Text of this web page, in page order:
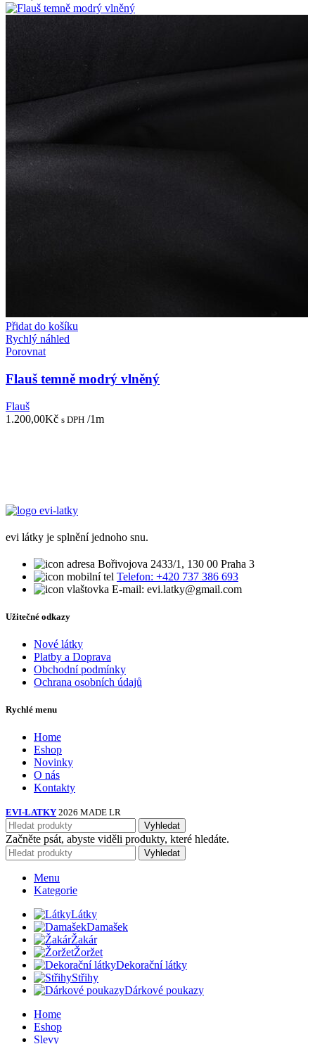
Přidat do košíku
Rychlý náhled
Porovnat
Flauš temně modrý vlněný
Flauš
1.200,00Kč s DPH /1m
evi látky je splnění jednoho snu.
Bořivojova 2433/1, 130 00 Praha 3
Telefon: +420 737 386 693
E-mail: evi.latky@gmail.com
Užitečné odkazy
Nové látky
Platby a Doprava
Obchodní podmínky
Ochrana osobních údajů
Rychlé menu
Home
Eshop
Novinky
O nás
Kontakty
EVI-LATKY 2026 MADE LR
Vyhledat
Začněte psát, abyste viděli produkty, které hledáte.
Vyhledat
Menu
Kategorie
Látky
Damašek
Žakár
Žoržet
Dekorační látky
Střihy
Dárkové poukazy
Home
Eshop
Slevy